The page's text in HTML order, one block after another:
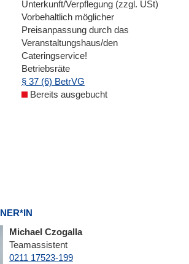
Unterkunft/Verpflegung (zzgl. USt)
Vorbehaltlich möglicher
Preisanpassung durch das
Veranstaltungshaus/den
Cateringservice!
Betriebsräte
§ 37 (6) BetrVG
Bereits ausgebucht
Michael Czogalla
Teamassistent
0211 17523-199